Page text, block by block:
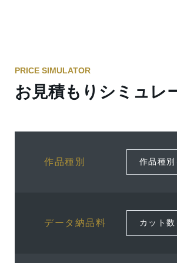
PRICE SIMULATOR
お見積もりシミュレ
作品種別
データ納品料